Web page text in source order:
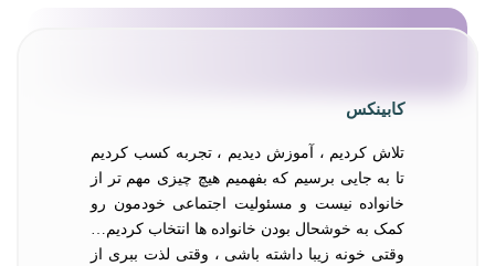
کابینکس
تلاش کردیم ، آموزش دیدیم ، تجربه کسب کردیم
تا به جایی برسیم که بفهمیم هیچ چیزی مهم تر از
خانواده نیست و مسئولیت اجتماعی خودمون رو
کمک به خوشحال بودن خانواده ها انتخاب کردیم…
وقتی خونه زیبا داشته باشی ، وقتی لذت ببری از